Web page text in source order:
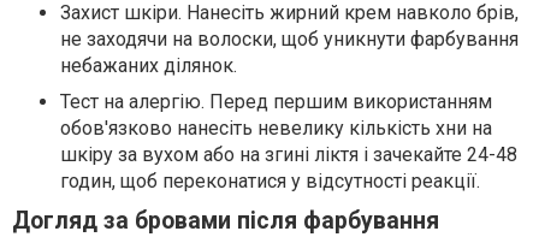
Захист шкіри. Нанесіть жирний крем навколо брів,
не заходячи на волоски, щоб уникнути фарбування
небажаних ділянок.
Тест на алергію. Перед першим використанням
обов'язково нанесіть невелику кількість хни на
шкіру за вухом або на згині ліктя і зачекайте 24-48
годин, щоб переконатися у відсутності реакції.
Догляд за бровами після фарбування